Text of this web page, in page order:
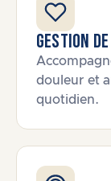
Gestion
douleur et
quotidien.